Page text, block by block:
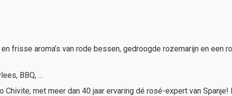
frisse aroma’s van rode bessen, gedroogde rozemarijn en een
BBQ, …
met meer dan 40 jaar ervaring dé rosé-expert van